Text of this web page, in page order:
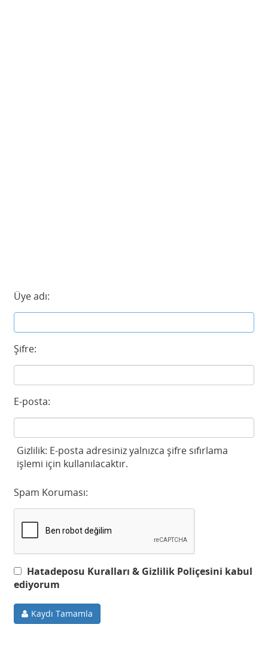
Üye adı:
Şifre:
E-posta:
Gizlilik: E-posta adresiniz yalnızca şifre sıfırlama
işlemi için kullanılacaktır.
Spam Koruması:
Hatadeposu Kuralları & Gizlilik Poliçesini kabul
ediyorum
Kaydı Tamamla